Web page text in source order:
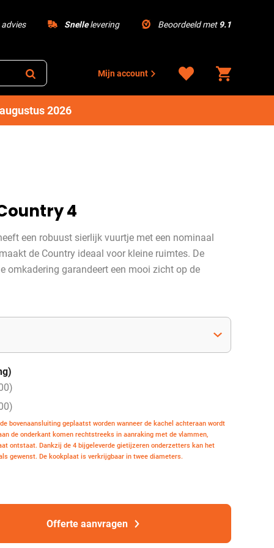
Snellelevering Beoordeeld met 9.1
Mijn account
2026
4
een robuust sierlijk vuurtje met een nominaal
de Country ideaal voor kleine ruimtes. De
omkadering garandeert een mooi zicht op de
)
)
bovenaansluiting geplaatst worden wanneer de kachel achteraan wordt
de onderkant komen rechtstreeks in aanraking met de vlammen,
ontstaat. Dankzij de 4 bijgeleverde gietijzeren onderzetters kan het
gewenst. De kookplaat is verkrijgbaar in twee diameters.
Offerte aanvragen